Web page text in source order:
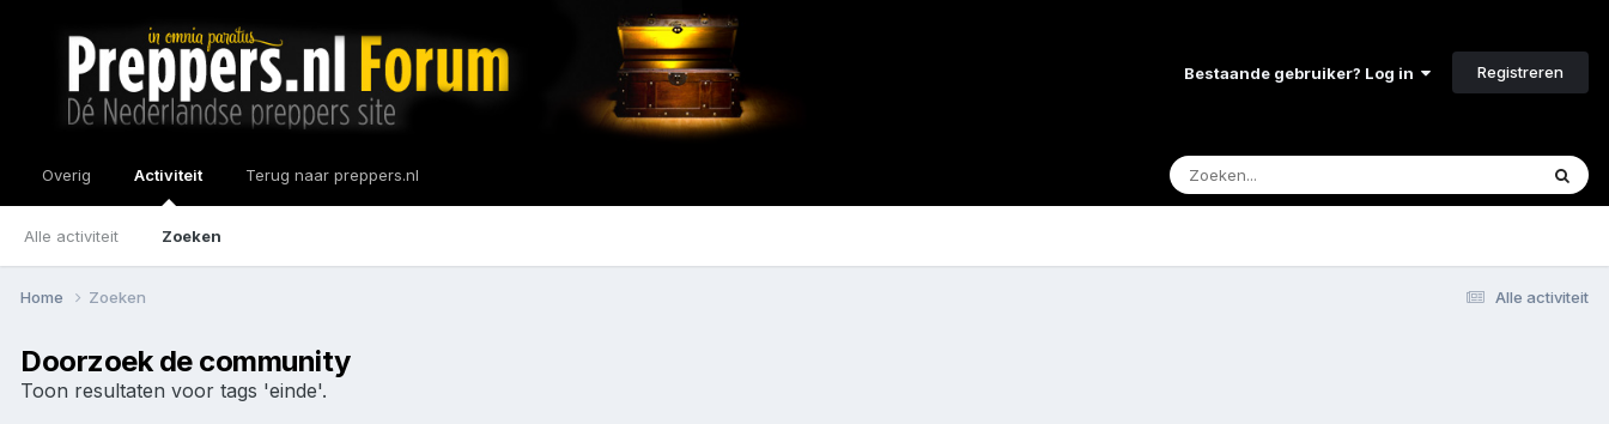
Bestaande gebruiker? Log in Registreren
Overig Activiteit
Alle activiteit Zoeken
Terug naar preppers.nl
Alle activiteit
Home Zoeken
Doorzoek de community
Toon resultaten voor tags 'einde'.